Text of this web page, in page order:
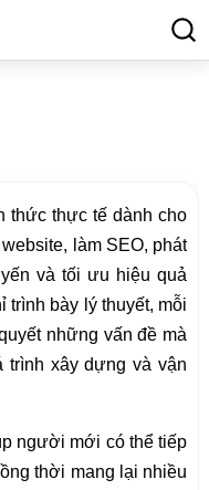
thức thực tế dành cho
làm SEO, phát
và tối ưu hiệu quả
trình bày lý thuyết, mỗi
những vấn đề mà
trình xây dựng và vận
người mới có thể tiếp
thời mang lại nhiều